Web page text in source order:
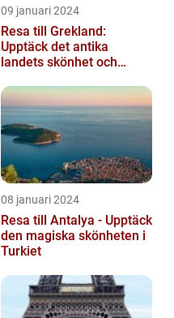
09 januari 2024
Resa till Grekland:
Upptäck det antika
landets skönhet och
08 januari 2024
Resa till Antalya - Upptäck
den magiska skönheten i
Turkiet